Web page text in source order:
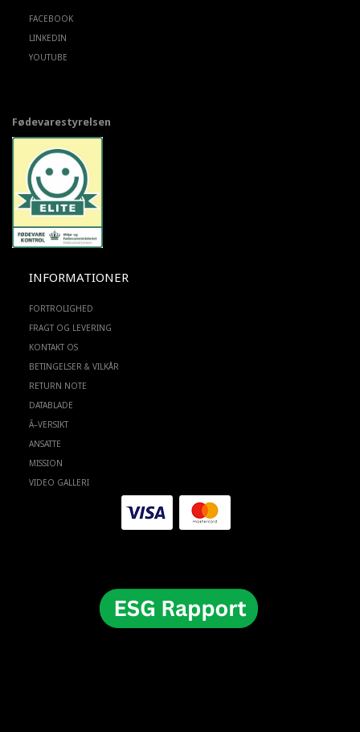
FACEBOOK
LINKEDIN
YOUTUBE
Fødevarestyrelsen
INFORMATIONER
FORTROLIGHED
FRAGT OG LEVERING
KONTAKT OS
BETINGELSER & VILKÅR
RETURN NOTE
DATABLADE
Ã–VERSIKT
ANSATTE
MISSION
VIDEO GALLERI